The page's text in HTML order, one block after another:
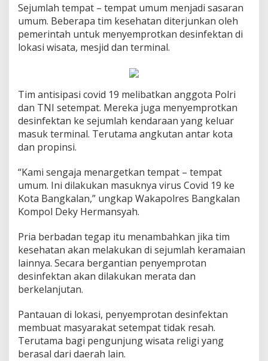
Sejumlah tempat – tempat umum menjadi sasaran
umum. Beberapa tim kesehatan diterjunkan oleh
pemerintah untuk menyemprotkan desinfektan di
lokasi wisata, mesjid dan terminal.
Tim antisipasi covid 19 melibatkan anggota Polri
dan TNI setempat. Mereka juga menyemprotkan
desinfektan ke sejumlah kendaraan yang keluar
masuk terminal. Terutama angkutan antar kota
dan propinsi.
“Kami sengaja menargetkan tempat – tempat
umum. Ini dilakukan masuknya virus Covid 19 ke
Kota Bangkalan,” ungkap Wakapolres Bangkalan
Kompol Deky Hermansyah.
Pria berbadan tegap itu menambahkan jika tim
kesehatan akan melakukan di sejumlah keramaian
lainnya. Secara bergantian penyemprotan
desinfektan akan dilakukan merata dan
berkelanjutan.
Pantauan di lokasi, penyemprotan desinfektan
membuat masyarakat setempat tidak resah.
Terutama bagi pengunjung wisata religi yang
berasal dari daerah lain.